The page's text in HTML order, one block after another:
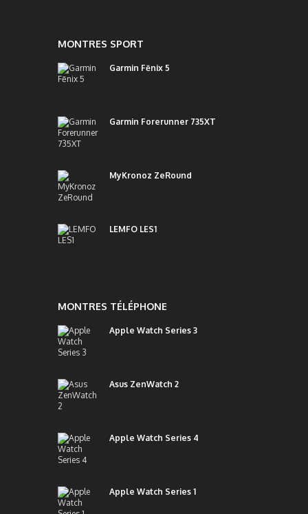
MONTRES SPORT
Garmin Fēnix 5
Garmin Forerunner 735XT
MyKronoz ZeRound
LEMFO LES1
MONTRES TÉLÉPHONE
Apple Watch Series 3
Asus ZenWatch 2
Apple Watch Series 4
Apple Watch Series 1